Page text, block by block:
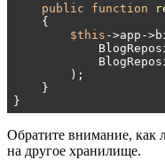
public
function
{
$this ->app-
        );
    }
}
Обратите внимание, как
на другое хранилище.